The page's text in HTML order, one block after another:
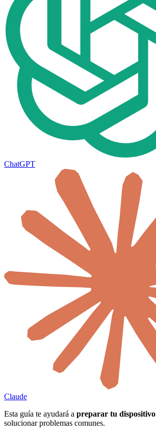
ChatGPT
Claude
Esta guía te ayudará a preparar tu dispositivo
solucionar problemas comunes.